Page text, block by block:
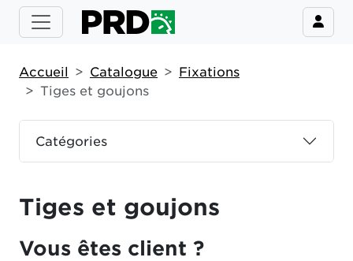
Catégories
Accueil Catalogue
Fixations
Tiges et goujons
Tiges et goujons
Vous êtes client ?